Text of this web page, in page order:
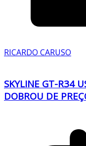
RICARDO CARUSO
SKYLINE GT-R34
DOBROU DE